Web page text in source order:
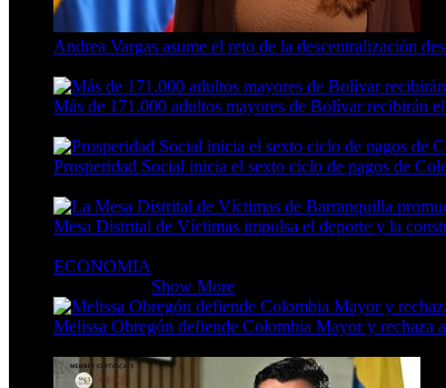
Andrea Vargas asume el reto de la descentralización
Más de 171.000 adultos mayores de Bolívar recibirán
Prosperidad Social inicia el sexto ciclo de pagos de
Mesa Distrital de Víctimas impulsa el deporte y la
ECONOMIA
Show More
Melissa Obregón defiende Colombia Mayor y rechaza